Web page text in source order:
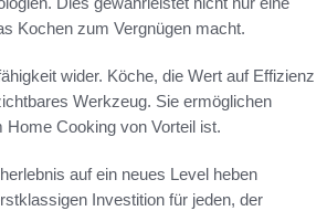
Kochen zum Vergnügen macht.
wider. Köche, die Wert auf Effizienz
Werkzeug. Sie ermöglichen
Cooking von Vorteil ist.
auf ein neues Level heben
Investition für jeden, der